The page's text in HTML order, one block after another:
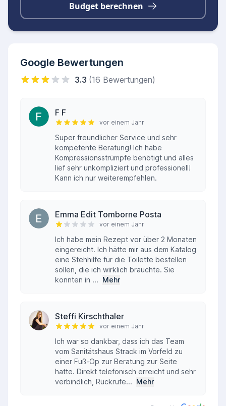
Budget berechnen
Google Bewertungen
3.3 (16 Bewertungen)
F F
vor einem Jahr
Super freundlicher Service und sehr
kompetente Beratung! Ich habe
Kompressionsstrümpfe benötigt und alles
lief sehr unkompliziert und professionell!
Kann ich nur weiterempfehlen.
Emma Edit Tomborne Posta
vor einem Jahr
Ich habe mein Rezept vor über 2 Monaten
eingereicht. Ich hätte mir aus dem Katalog
eine Stehhilfe für die Toilette bestellen
sollen, die ich wirklich brauchte. Sie
konnten in ... Mehr
Steffi Kirschthaler
vor einem Jahr
Ich war so dankbar, dass ich das Team
vom Sanitätshaus Strack im Vorfeld zu
einer Fuß-Op zur Beratung zur Seite
hatte. Direkt telefonisch erreicht und sehr
verbindlich, Rückrufe... Mehr